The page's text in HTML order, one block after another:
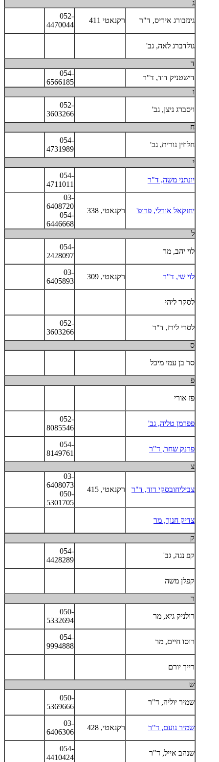
ג
גינזבורג איריס, ד"ר רקנאטי 411
052-
4470044
גולדברג לאה, גב'
ד
דישטניק דוד, ד"ר
054-
6566185
ו
ויסברג ניצן, גב'
052-
3603266
ח
חלוזין נורית, גב'
054-
4731989
י
יונתני משה, ד"ר
054-
4711011
יחזקאל אורלי, פרופ' רקנאטי, 338
03-
6408720
054-
6446668
ל
לוי יהב, מר
054-
2428097
לוי שי, ד"ר רקנאטי, 309
03-
6405893
לסקר ליהי
לסרי לירז, ד"ר
052-
3603266
ס
סר בן עמי מיכל
פ
פז אורי
פפרמן טליה, גב'
052-
8085546
פרנק שחר, ד"ר
054-
8149761
צ
צביליחובסקי דוד, ד"ר רקנאטי, 415
03-
6408073
050-
5301705
צדיק חנוך, מר
ק
קפ נגה, גב'
054-
4428289
קפלן משה
ר
רולניק גיא, מר
050-
5332694
רוסו חיים, מר
054-
9994888
רייך יורם
ש
שמיר יוליה, ד"ר
050-
5369666
שמיר נועם, ד"ר רקנאטי, 428
03-
6406306
שנהב אייל, ד"ר
054-
4410424